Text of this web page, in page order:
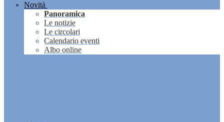
Novità
Panoramica
Le notizie
Le circolari
Calendario eventi
Albo online